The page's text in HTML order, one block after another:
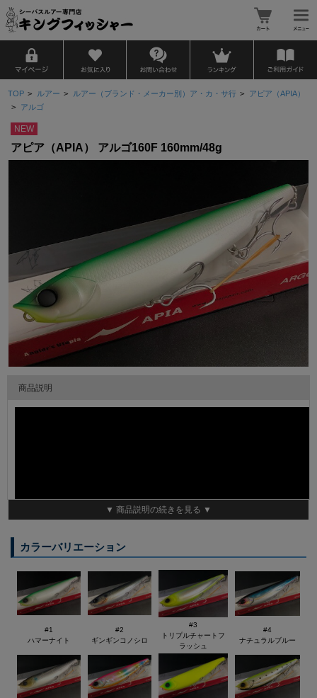
TOP > ルアー > ルアー（ブランド・メーカー別）ア・カ・サ行 > アピア（APIA）
> アルゴ
NEW
アピア（APIA） アルゴ160F 160mm/48g
商品説明
アピア アルゴ160F 160mm/48g (APIA ARGO 160)
水面直下をドッグウォーク、水面を炸裂させる！新タイプのトッ
▼ 商品説明の続きを見る ▼
カラーバリエーション
#1
ハマーナイト
#2
ギンギンコノシロ
#3
トリプルチャートフ
ラッシュ
#4
ナチュラルブルー